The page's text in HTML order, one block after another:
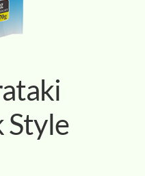
Style